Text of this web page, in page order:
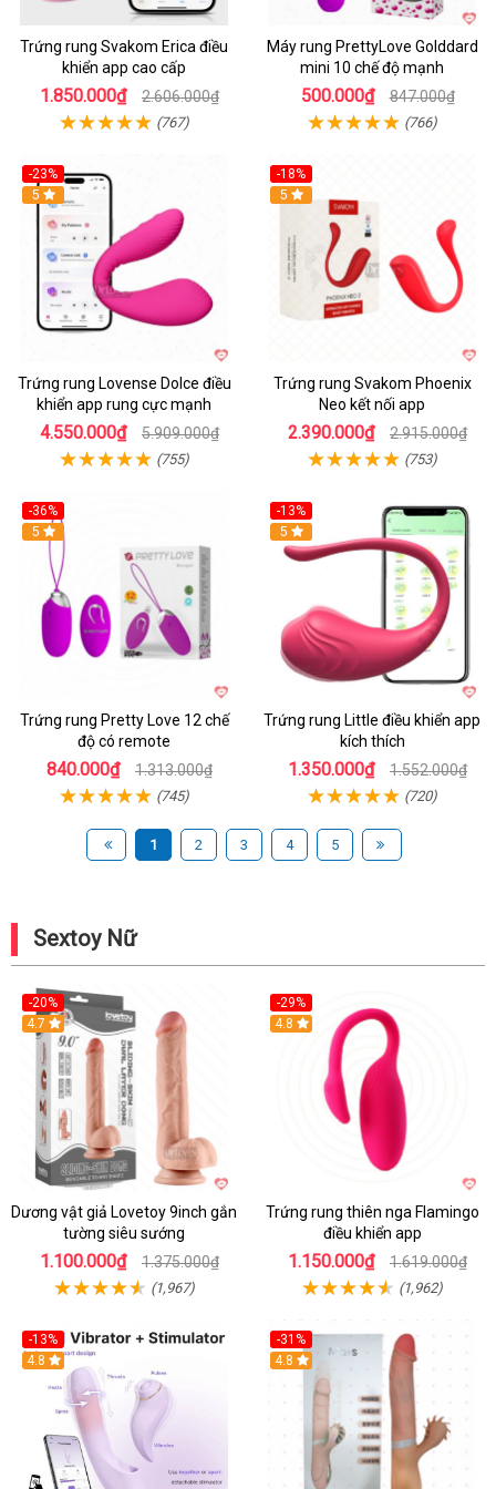
Trứng rung Svakom Erica điều
khiển app cao cấp
1.850.000₫ 2.606.000₫
(767)
Máy rung PrettyLove Golddard
mini 10 chế độ mạnh
500.000₫ 847.000₫
(766)
-23%
Hot
5
Trứng rung Lovense Dolce điều
khiển app rung cực mạnh
4.550.000₫ 5.909.000₫
(755)
-18%
Hot
5
Trứng rung Svakom Phoenix
Neo kết nối app
2.390.000₫ 2.915.000₫
(753)
-36%
5
Trứng rung Pretty Love 12 chế
độ có remote
840.000₫ 1.313.000₫
(745)
-13%
Hot
5
Trứng rung Little điều khiển app
kích thích
1.350.000₫ 1.552.000₫
(720)
1 2 3 4 5
Sextoy Nữ
-20%
Hot
4.7
Dương vật giả Lovetoy 9inch gắn
tường siêu sướng
1.100.000₫ 1.375.000₫
(1,967)
-29%
Hot
4.8
Trứng rung thiên nga Flamingo
điều khiển app
1.150.000₫ 1.619.000₫
(1,962)
-13%
4.8
-31%
4.8